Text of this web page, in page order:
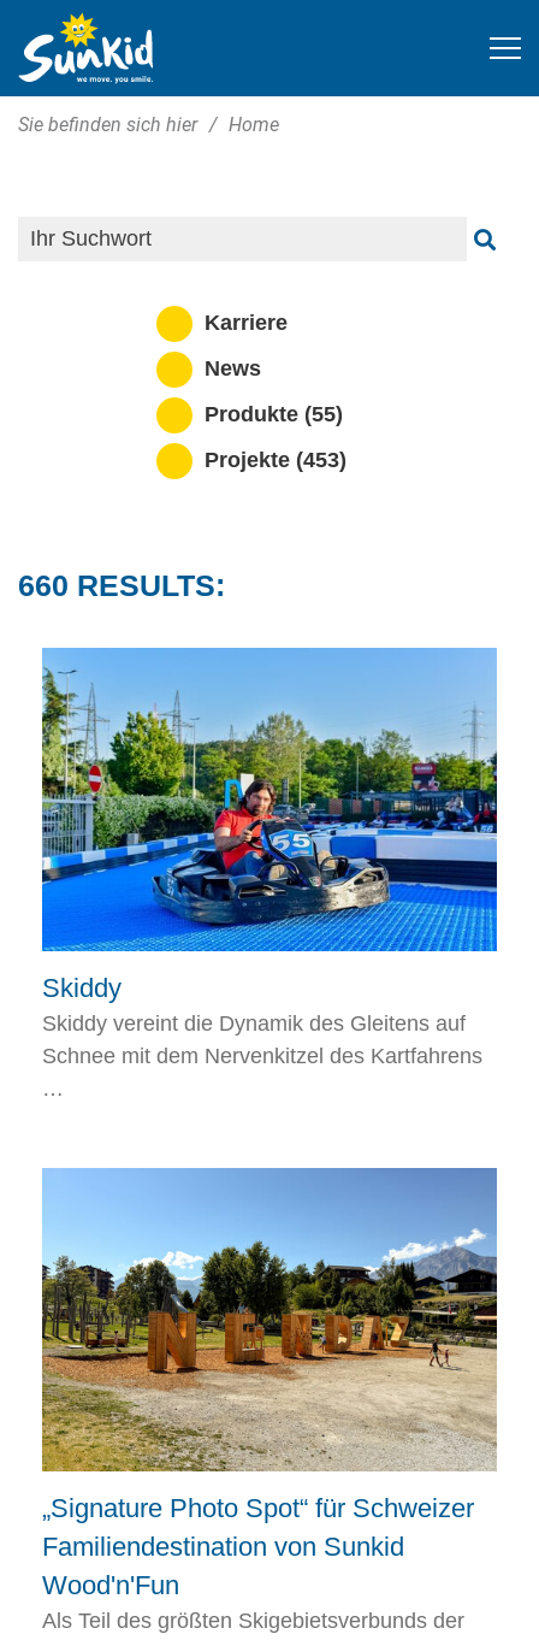
Sie befinden sich hier Home
Karriere
News
Produkte (55)
Projekte (453)
660 RESULTS:
Skiddy
Skiddy vereint die Dynamik des Gleitens auf
Schnee mit dem Nervenkitzel des Kartfahrens
…
„Signature Photo Spot“ für Schweizer
Familiendestination von Sunkid
Wood'n'Fun
Als Teil des größten Skigebietsverbunds der